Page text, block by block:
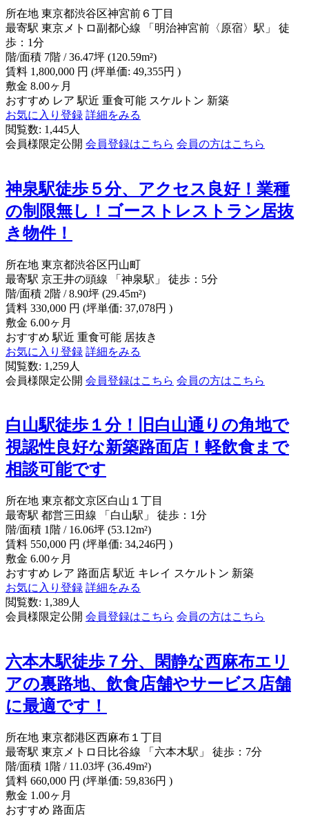
所在地 東京都渋谷区神宮前６丁目
最寄駅 東京メトロ副都心線 「明治神宮前〈原宿〉駅」 徒
歩：1分
階/面積 7階 / 36.47坪 (120.59m²)
賃料 1,800,000 円 (坪単価: 49,355円 )
敷金 8.00ヶ月
おすすめ レア 駅近 重食可能 スケルトン 新築
お気に入り登録 詳細をみる
閲覧数: 1,445人
会員様限定公開 会員登録はこちら 会員の方はこちら
神泉駅徒歩５分、アクセス良好！業種
の制限無し！ゴーストレストラン居抜
き物件！
所在地 東京都渋谷区円山町
最寄駅 京王井の頭線 「神泉駅」 徒歩：5分
階/面積 2階 / 8.90坪 (29.45m²)
賃料 330,000 円 (坪単価: 37,078円 )
敷金 6.00ヶ月
おすすめ 駅近 重食可能 居抜き
お気に入り登録 詳細をみる
閲覧数: 1,259人
会員様限定公開 会員登録はこちら 会員の方はこちら
白山駅徒歩１分！旧白山通りの角地で
視認性良好な新築路面店！軽飲食まで
相談可能です
所在地 東京都文京区白山１丁目
最寄駅 都営三田線 「白山駅」 徒歩：1分
階/面積 1階 / 16.06坪 (53.12m²)
賃料 550,000 円 (坪単価: 34,246円 )
敷金 6.00ヶ月
おすすめ レア 路面店 駅近 キレイ スケルトン 新築
お気に入り登録 詳細をみる
閲覧数: 1,389人
会員様限定公開 会員登録はこちら 会員の方はこちら
六本木駅徒歩７分、閑静な西麻布エリ
アの裏路地、飲食店舗やサービス店舗
に最適です！
所在地 東京都港区西麻布１丁目
最寄駅 東京メトロ日比谷線 「六本木駅」 徒歩：7分
階/面積 1階 / 11.03坪 (36.49m²)
賃料 660,000 円 (坪単価: 59,836円 )
敷金 1.00ヶ月
おすすめ 路面店